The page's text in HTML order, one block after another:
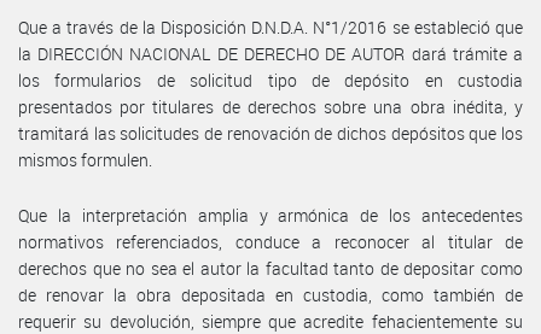
Que a través de la Disposición D.N.D.A. N°1/2016 se estableció que
la DIRECCIÓN NACIONAL DE DERECHO DE AUTOR dará trámite a
los formularios de solicitud tipo de depósito en custodia
presentados por titulares de derechos sobre una obra inédita, y
tramitará las solicitudes de renovación de dichos depósitos que los
mismos formulen.
Que la interpretación amplia y armónica de los antecedentes
normativos referenciados, conduce a reconocer al titular de
derechos que no sea el autor la facultad tanto de depositar como
de renovar la obra depositada en custodia, como también de
requerir su devolución, siempre que acredite fehacientemente su